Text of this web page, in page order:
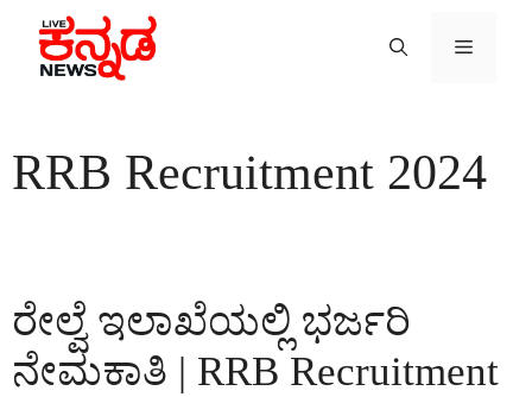
content
Menu
RRB Recruitment 2024
ರೇಲ್ವೆ ಇಲಾಖೆಯಲ್ಲಿ ಭರ್ಜರಿ
ನೇಮಕಾತಿ | RRB Recruitment